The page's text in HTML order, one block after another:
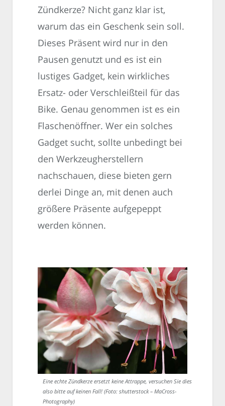
Zündkerze? Nicht ganz klar ist,
warum das ein Geschenk sein soll.
Dieses Präsent wird nur in den
Pausen genutzt und es ist ein
lustiges Gadget, kein wirkliches
Ersatz- oder Verschleißteil für das
Bike. Genau genommen ist es ein
Flaschenöffner. Wer ein solches
Gadget sucht, sollte unbedingt bei
den Werkzeugherstellern
nachschauen, diese bieten gern
derlei Dinge an, mit denen auch
größere Präsente aufgepeppt
werden können.
Eine echte Zündkerze ersetzt keine Attrappe, versuchen Sie dies
also bitte auf keinen Fall! (Foto: shutterstock – MaCross-
Photography)